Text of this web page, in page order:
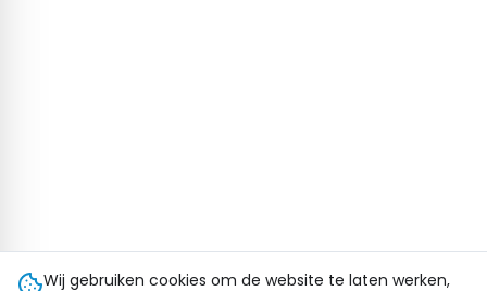
Wij gebruiken cookies om de website te laten werken,